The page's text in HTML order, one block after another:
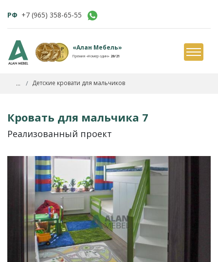
РФ +7 (965) 358-65-55
«Алан Мебель»
Премия «Номер один» 20/21
... Детские кровати для мальчиков
Кровать для мальчика 7
Реализованный проект